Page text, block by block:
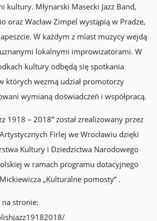
kultury. Młynarski Masecki Jazz Band,
oraz Wacław Zimpel wystąpią w Pradze,
W każdym z miast muzycy wejdą
lokalnymi improwizatorami. W
kultury odbędą się spotkania
których wezmą udział promotorzy
wymianą doświadczeń i współpracą.
1918 – 2018” został zrealizowany przez
Firlej we Wrocławiu dzięki
Kultury i Dziedzictwa Narodowego
w ramach programu dotacyjnego
„Kulturalne pomosty” .
stronie: